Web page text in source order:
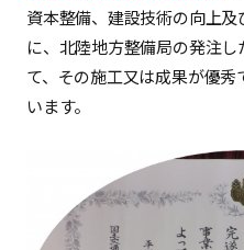
資本整備、建設技術の向上
に、北陸地方整備局の発注
て、その施工又は成果が優
います。